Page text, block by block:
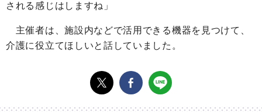
される感じはしますね」
主催者は、施設内などで活用できる機器を見つけて、
介護に役立てほしいと話していました。